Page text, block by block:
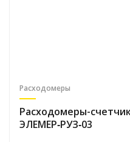
Расходомеры
Расходомеры-
ЭЛЕМЕР‑РУЗ‑03